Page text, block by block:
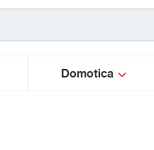
Domotica